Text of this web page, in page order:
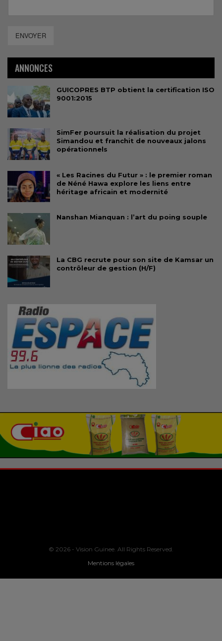
ENVOYER
ANNONCES
GUICOPRES BTP obtient la certification ISO
9001:2015
SimFer poursuit la réalisation du projet
Simandou et franchit de nouveaux jalons
opérationnels
« Les Racines du Futur » : le premier roman
de Néné Hawa explore les liens entre
héritage africain et modernité
Nanshan Mianquan : l’art du poing souple
La CBG recrute pour son site de Kamsar un
contrôleur de gestion (H/F)
© 2026 - Vision Guinee. All Rights Reserved.
Mentions légales